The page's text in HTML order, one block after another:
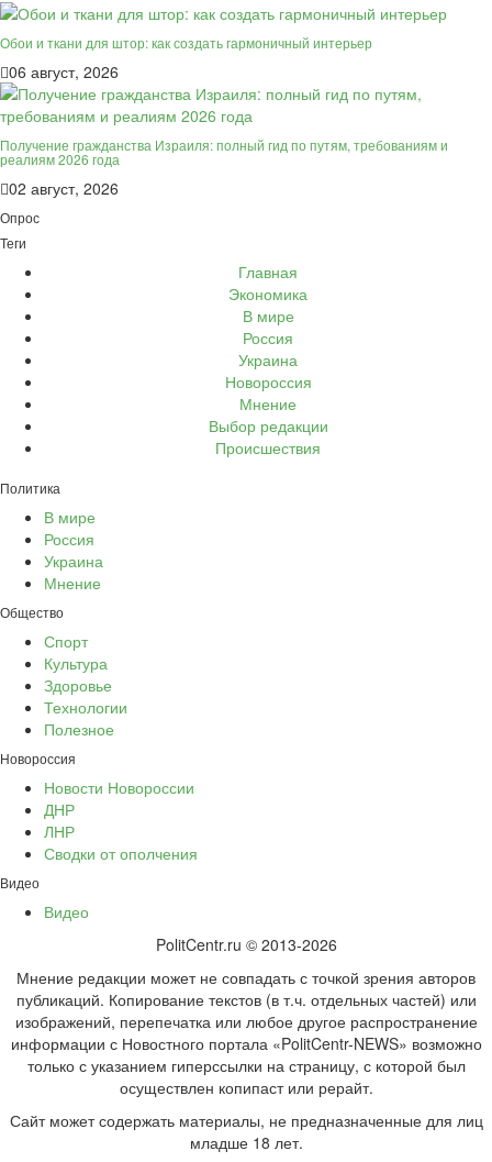
Обои и ткани для штор: как создать гармоничный интерьер
06 август, 2026
Получение гражданства Израиля: полный гид по путям, требованиям и
реалиям 2026 года
02 август, 2026
Опрос
Теги
Главная
Экономика
В мире
Россия
Украина
Новороссия
Мнение
Выбор редакции
Происшествия
Политика
В мире
Россия
Украина
Мнение
Общество
Спорт
Культура
Здоровье
Технологии
Полезное
Новороссия
Новости Новороссии
ДНР
ЛНР
Сводки от ополчения
Видео
Видео
PolitCentr.ru © 2013-2026
Мнение редакции может не совпадать с точкой зрения авторов
публикаций. Копирование текстов (в т.ч. отдельных частей) или
изображений, перепечатка или любое другое распространение
информации с Новостного портала «PolitCentr-NEWS» возможно
только с указанием гиперссылки на страницу, с которой был
осуществлен копипаст или рерайт.
Сайт может содержать материалы, не предназначенные для лиц
младше 18 лет.